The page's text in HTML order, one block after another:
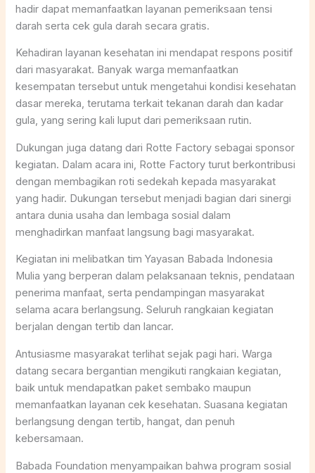
hadir dapat memanfaatkan layanan pemeriksaan tensi
darah serta cek gula darah secara gratis.
Kehadiran layanan kesehatan ini mendapat respons positif
dari masyarakat. Banyak warga memanfaatkan
kesempatan tersebut untuk mengetahui kondisi kesehatan
dasar mereka, terutama terkait tekanan darah dan kadar
gula, yang sering kali luput dari pemeriksaan rutin.
Dukungan juga datang dari Rotte Factory sebagai sponsor
kegiatan. Dalam acara ini, Rotte Factory turut berkontribusi
dengan membagikan roti sedekah kepada masyarakat
yang hadir. Dukungan tersebut menjadi bagian dari sinergi
antara dunia usaha dan lembaga sosial dalam
menghadirkan manfaat langsung bagi masyarakat.
Kegiatan ini melibatkan tim Yayasan Babada Indonesia
Mulia yang berperan dalam pelaksanaan teknis, pendataan
penerima manfaat, serta pendampingan masyarakat
selama acara berlangsung. Seluruh rangkaian kegiatan
berjalan dengan tertib dan lancar.
Antusiasme masyarakat terlihat sejak pagi hari. Warga
datang secara bergantian mengikuti rangkaian kegiatan,
baik untuk mendapatkan paket sembako maupun
memanfaatkan layanan cek kesehatan. Suasana kegiatan
berlangsung dengan tertib, hangat, dan penuh
kebersamaan.
Babada Foundation menyampaikan bahwa program sosial